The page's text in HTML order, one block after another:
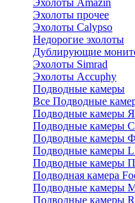
Эхолоты Amazin
Эхолоты прочее
Эхолоты Calypso
Недорогие эхолоты
Дублирующие
Эхолоты Simrad
Эхолоты Accuphy
Подводные камеры
Все Подводные
Подводные камеры
Подводные камеры
Подводные
Подводные камеры
Подводные камеры
Подводная камера
Подводные камеры
Подводные камеры